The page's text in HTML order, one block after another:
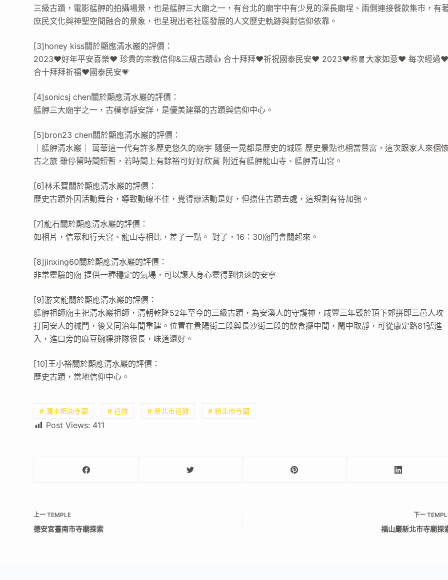
三級古蹟，電影艋舺的拍攝場景，也是艋舺三大廟之一，有台北的廟宇中有少見的深長廟埕、兩側連接餐飲集市，有
庶民文化與神聖空間融合的景象，也呈現出老社區發展的人文歷史軌跡與對信仰依靠。
[3]honey kiss關於顯應清水巖的評價：
2023❤️好年平安喜樂❤️ 珍貴的宗教信仰&三級古蹟👍 合十拜拜❤️祈祝國泰民安❤️ 2023❤️㊗️🧧大家如意❤️ 每次經過
合十拜拜祈福❤️國泰民安💗
[4]sonicsj chen關於顯應清水巖的評價：
艋舺三大廟宇之一，古樸寧靜安詳，是優美建築的古蹟與信仰中心。
[5]bron23 chen關於顯應清水巖的評價：
｜艋舺清水巖｜ 萬華這一代有許多歷史悠久的廟宇 隨便一晃都是歷史的城區 歷史景點也相當豐富，這次跟家人來個
古之旅 雖停留時間短暫，若時間上有餘裕可好好欣賞 附近有艋舺龍山寺、艋舺青山宮。
[6]林禾寶關於顯應清水巖的評價：
歷史古蹟外因活動舞台，導致動線不佳，覺得辦活動是好，但擋住古蹟去處，這規劃有待加強。
[7]龍石關於顯應清水巖的評價：
如相片，信眾和行天宮、龍山寺相比，差了一點。 對了，16：30廟門會關起來。
[8]jinxing60關於顯應清水巖的評價：
非常靈驗的廟 提供一種穩定的氣場，可以讓人身心靈得到快速的安寧
[9]游文龍關於顯應清水巖的評價：
艋舺祖師廟主祀清水巖祖師，清朝乾隆52年至今的三級古蹟，為安溪人的守護神，咸豐三年毀於頂下郊拼即三邑人攻
打同安人的械鬥，後又同治年間重建。位置在貴陽街二段與長沙街二段的飲食攞中間，鬧中取靜，可從康定路81號進
入，進口旁的麻豆碗粿排隊很長，味道還好。
[10]王小裕關於顯應清水巖的評價：
歷史古蹟，當地信仰中心。
# 清水祖師寺廟 # 道教 # 新北市道教 # 新北市寺廟
Post Views: 411
上一TEMPLE
德安宮臺南市寺廟探索
下一
福山巖新北市寺廟探